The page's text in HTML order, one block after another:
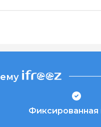
Фиксированная